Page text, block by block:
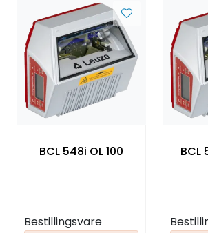
BCL 548i OL 100
Bestillingsvare
BCL